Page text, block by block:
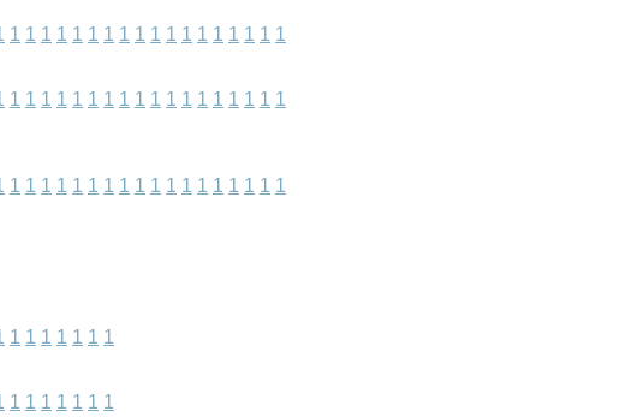
1 1 1 1 1 1 1 1 1 1 1 1 1 1 1 1 1 1
1 1 1 1 1 1 1 1 1 1 1 1 1 1 1 1 1 1
1 1 1 1 1 1 1 1 1 1 1 1 1 1 1 1 1 1
1 1 1 1 1 1 1
1 1 1 1 1 1 1